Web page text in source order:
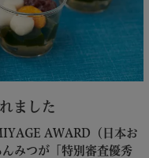
ました
AWARD（日本お
みつが「特別審査優秀